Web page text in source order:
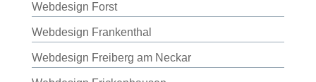
Webdesign Forst
Webdesign Frankenthal
Webdesign Freiberg am Neckar